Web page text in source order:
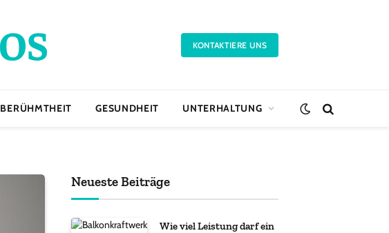
KONTAKTIERE UNS
BERÜHMTHEIT GESUNDHEIT UNTERHALTUNG
Neueste Beiträge
Wie viel Leistung darf ein